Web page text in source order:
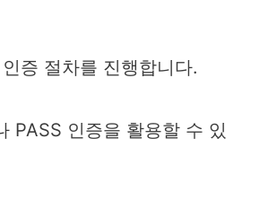
증 절차를 진행합니다.
PASS 인증을 활용할 수 있